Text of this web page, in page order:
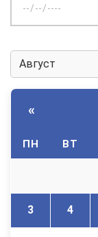
дату:
«
ПН ВТ
3 4